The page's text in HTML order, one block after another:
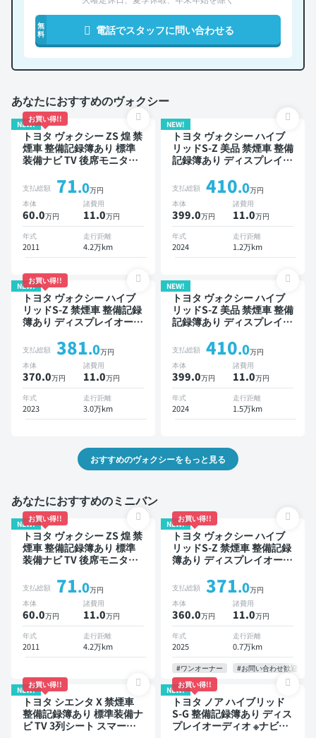
無
料
電話でスタッフに問い合わせる
あなたにおすすめのヴォクシー
NEW!
お買い得!!
トヨタ ヴォクシー ZS 煌 禁
煙車 整備記録簿あり 標準
装備ナビ TV 後席モニター
ター 両側電動スライドドア
8人乗り
支払総額 71.0万円
本体
60.0万円
諸費用
11.0万円
年式
2011
走行距離
4.2万km
NEW!
トヨタ ヴォクシー ハイブ
リッドS-Z 美品 禁煙車 整備
記録簿あり ディスプレイオ
TV 後席モニター ブライン
ドスポットモニター デジタ
ルインナーミラー オートク
ルーズ 3列シート スマート
キー ETC 電動バックドア
バックモニター 全方位カメ
ラ ドライブレコーダー 衝
ア 7人乗り
支払総額 410.0万円
本体
399.0万円
諸費用
11.0万円
年式
2024
走行距離
1.2万km
NEW!
お買い得!!
トヨタ ヴォクシー ハイブ
リッドS-Z 禁煙車 整備記録
簿あり ディスプレイオーデ
後席モニター オートクルー
ズ 3列シート スマートキー
ETC 電動バックドア バッ
クモニター ドライブレコー
ダー 衝突軽減 両側電動ス
ライドドア 7人乗り
支払総額 381.0万円
本体
370.0万円
諸費用
11.0万円
年式
2023
走行距離
3.0万km
NEW!
トヨタ ヴォクシー ハイブ
リッドS-Z 美品 禁煙車 整備
記録簿あり ディスプレイオ
TV オートクルーズ 3列シー
ト スマートキー ETC 電動
バックドア バックモニター
衝突軽減 両側電動スライド
ドア 7人乗り
支払総額 410.0万円
本体
399.0万円
諸費用
11.0万円
年式
2024
走行距離
1.5万km
おすすめのヴォクシーをもっと見る
あなたにおすすめのミニバン
NEW!
お買い得!!
トヨタ ヴォクシー ZS 煌 禁
煙車 整備記録簿あり 標準
装備ナビ TV 後席モニター
ター 両側電動スライドドア
8人乗り
支払総額 71.0万円
本体
60.0万円
諸費用
11.0万円
年式
2011
走行距離
4.2万km
NEW!
お買い得!!
トヨタ ヴォクシー ハイブ
リッドS-Z 禁煙車 整備記録
簿あり ディスプレイオーデ
インドスポットモニター デ
ジタルインナーミラー オー
トクルーズ 3列シート スマ
ートキー ETC 電動バック
ドア バックモニター 全方
位カメラ ドライブレコーダ
ー 衝突軽減 両側電動スラ
イドドア 7人乗り
支払総額 371.0万円
本体
360.0万円
諸費用
11.0万円
年式
2025
走行距離
0.7万km
#ワンオーナー #お問い合わせ歓迎
NEW!
お買い得!!
トヨタ シエンタ X 禁煙車
整備記録簿あり 標準装備ナ
ビ TV 3列シート スマート
NEW!
お買い得!!
トヨタ ノア ハイブリッド
S-G 整備記録簿あり ディス
プレイオーディオ ※ナビキ